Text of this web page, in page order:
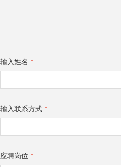
输入姓名 *
输入联系方式 *
应聘岗位 *